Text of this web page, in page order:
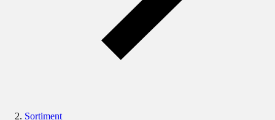
Sortiment